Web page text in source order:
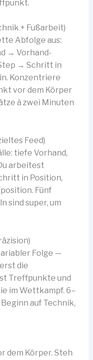
+ Fußarbeit)
Abfolge aus:
→ Vorhand-
→ Schritt in
Konzentriere
vor dem Körper
à zwei Minuten
Feed)
tiefe Vorhand,
arbeitest
in Position,
Fünf
sind super, um
Folge —
die
Treffpunkte und
im Wettkampf. 6–
auf Technik,
dem Körper. Steh